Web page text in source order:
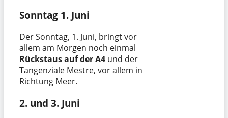
Sonntag 1. Juni
Der Sonntag, 1. Juni, bringt vor
allem am Morgen noch einmal
Rückstaus auf der A4 und der
Tangenziale Mestre, vor allem in
Richtung Meer.
2. und 3. Juni